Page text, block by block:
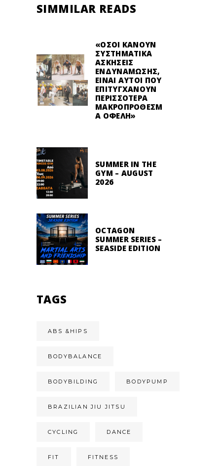
SIMMILAR READS
«ΌΣΟΙ ΚΆΝΟΥΝ
ΣΥΣΤΗΜΑΤΙΚΆ
ΑΣΚΉΣΕΙΣ
ΕΝΔΥΝΆΜΩΣΗΣ,
ΕΊΝΑΙ ΑΥΤΟΊ ΠΟΥ
ΕΠΙΤΥΓΧΆΝΟΥΝ
ΠΕΡΙΣΣΌΤΕΡΑ
ΜΑΚΡΟΠΡΌΘΕΣΜ
Α ΟΦΈΛΗ»
SUMMER IN THE
GYM – AUGUST
2026
OCTAGON
SUMMER SERIES –
SEASIDE EDITION
TAGS
ABS &HIPS
BODYBALANCE
BODYBILDING BODYPUMP
BRAZILIAN JIU JITSU
CYCLING DANCE
FIT FITNESS